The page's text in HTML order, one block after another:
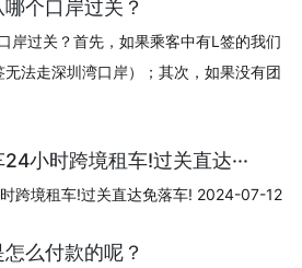
个口岸过关？
岸过关？首先，如果乘客中有L签的我们
法走深圳湾口岸）；其次，如果没有团
小时跨境租车!过关直达···
跨境租车!过关直达免落车! 2024-07-12
么付款的呢？